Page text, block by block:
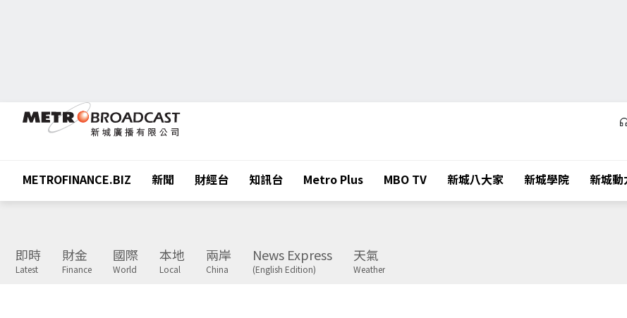
METROFINANCE.BIZ 新聞 財經台 知訊台 Metro Plus MBO TV 新城八大家 新城學院 新城動
即時
Latest
財金
Finance
國際
World
本地
Local
兩岸
China
News Express
(English Edition)
天氣
Weather